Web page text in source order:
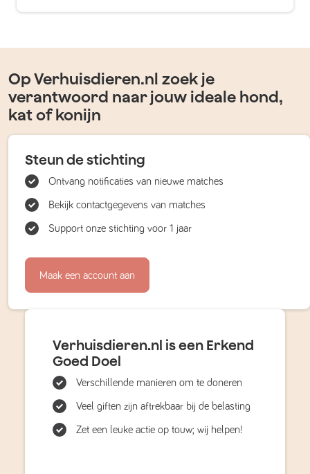
Op Verhuisdieren.nl zoek je
verantwoord naar jouw ideale hond,
kat of konijn
Steun de stichting
Ontvang notificaties van nieuwe matches
Bekijk contactgegevens van matches
Support onze stichting voor 1 jaar
Maak een account aan
Verhuisdieren.nl is een Erkend
Goed Doel
Verschillende manieren om te doneren
Veel giften zijn aftrekbaar bij de belasting
Zet een leuke actie op touw; wij helpen!